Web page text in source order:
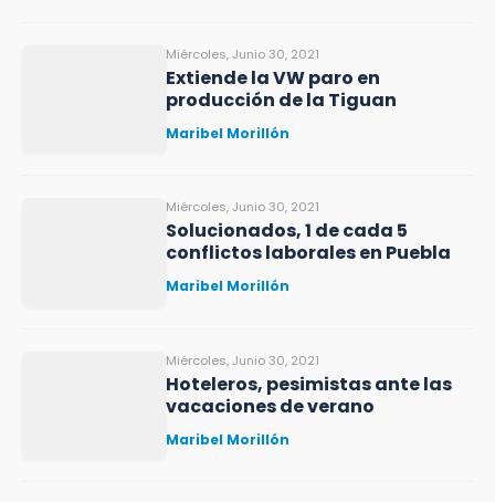
Miércoles, Junio 30, 2021
Extiende la VW paro en
producción de la Tiguan
Maribel Morillón
Miércoles, Junio 30, 2021
Solucionados, 1 de cada 5
conflictos laborales en Puebla
Maribel Morillón
Miércoles, Junio 30, 2021
Hoteleros, pesimistas ante las
vacaciones de verano
Maribel Morillón